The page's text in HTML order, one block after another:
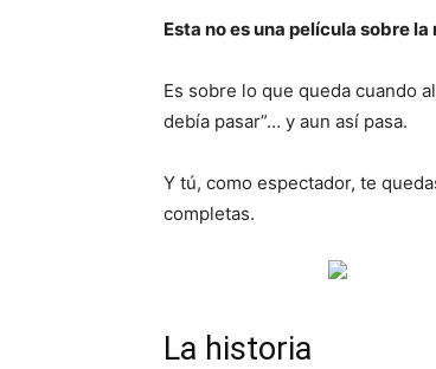
Esta no es una película sobre
Es sobre lo que queda cuando
debía pasar”… y aun así pasa.
Y tú, como espectador, te
completas.
La historia